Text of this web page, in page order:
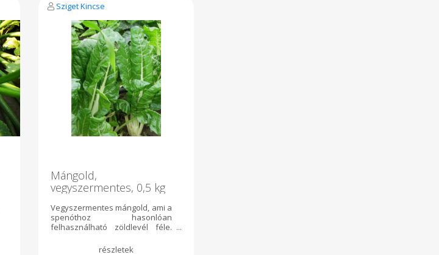
Sziget Kincse
Mángold,
vegyszermentes, 0,5 kg
Vegyszermentes mángold, ami a
spenóthoz hasonlóan
felhasználható zöldlevél féle.
felhasználható, pl a spárgához